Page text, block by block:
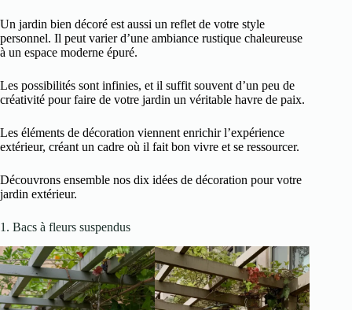
Un jardin bien décoré est aussi un reflet de votre style
personnel. Il peut varier d’une ambiance rustique chaleureuse
à un espace moderne épuré.
Les possibilités sont infinies, et il suffit souvent d’un peu de
créativité pour faire de votre jardin un véritable havre de paix.
Les éléments de décoration viennent enrichir l’expérience
extérieur, créant un cadre où il fait bon vivre et se ressourcer.
Découvrons ensemble nos dix idées de décoration pour votre
jardin extérieur.
1. Bacs à fleurs suspendus